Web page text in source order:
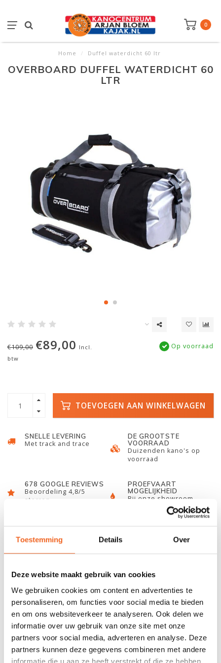
Toestemming Details Over
Deze website maakt gebruik van cookies
We gebruiken cookies om content en advertenties te
personaliseren, om functies voor social media te bieden
en om ons websiteverkeer te analyseren. Ook delen we
informatie over uw gebruik van onze site met onze
partners voor social media, adverteren en analyse. Deze
partners kunnen deze gegevens combineren met andere
informatie die u aan ze heeft verstrekt of die ze hebben
0
Home / Duffel waterdicht 60 ltr
OVERBOARD DUFFEL WATERDICHT 60
LTR
€109,00 €89,00 Incl.
btw
Op voorraad
TOEVOEGEN AAN WINKELWAGEN
SNELLE LEVERING
Met track and trace
DE GROOTSTE
VOORRAAD
Duizenden kano's op
voorraad
678 GOOGLE REVIEWS
Beoordeling 4,8/5
sterren
PROEFVAART
MOGELIJKHEID
Bij onze showroom
INFORMATIE
watersporttas. Met een inhoud van 60 liter, een apart vak voor
droge en natte kleding en vakjes van mesh met een ritssluiting is
er genoeg plek voor alle benodigde uitrusting. De gelaste naden
en het Fold Seal System™ met gespsluiting zorgen voor
bescherming tegen stof, zand, vuil en water. De tas heeft een
verstelbare, gewatteerde schouderband en kan gedragen
worden aan het hengsel. Het voorste vak met ritssluiting is